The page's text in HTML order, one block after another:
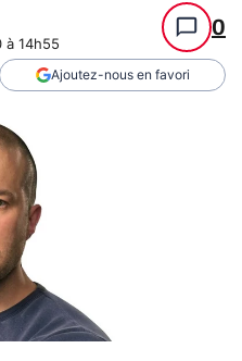
à 14h55
0
Ajoutez-nous en favori